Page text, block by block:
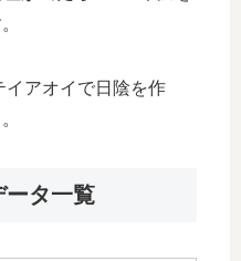
アオイで日陰を作
ータ一覧